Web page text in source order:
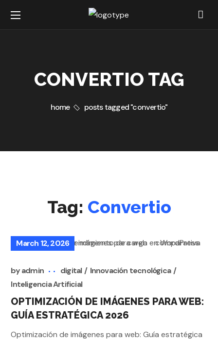
CONVERTIO TAG
home posts tagged "convertio"
Tag: Convertio
March 12, 2026
byadmin digital
Innovación tecnológica
Inteligencia Artificial
OPTIMIZACIÓN DE IMÁGENES PARA WEB:
GUÍA ESTRATÉGICA 2026
Optimización de imágenes para web: Guía estratégica